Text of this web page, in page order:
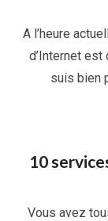
A l’heure
d’Internet est
suis bien
10
Vous avez